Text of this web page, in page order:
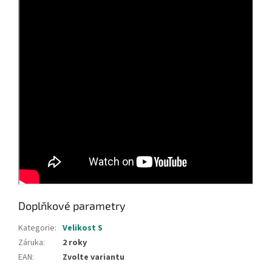
Doplňkové parametry
Kategorie: Velikost S
Záruka:
2 roky
EAN: Zvolte variantu